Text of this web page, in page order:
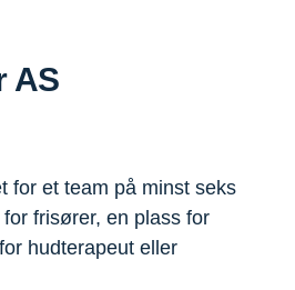
AS
for et team på minst seks
frisører, en plass for
hudterapeut eller